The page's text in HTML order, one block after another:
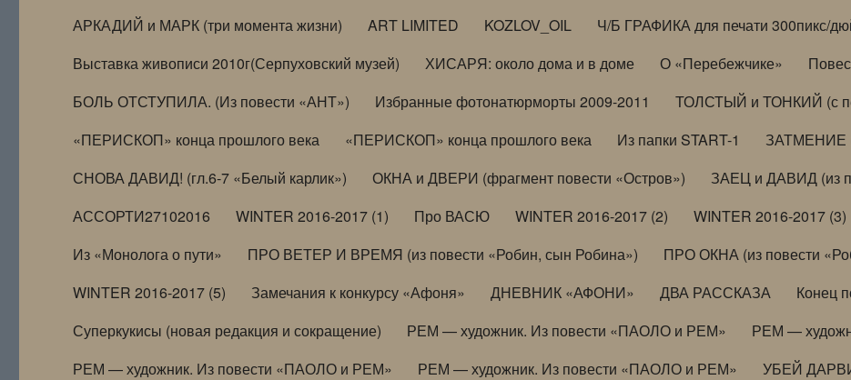
АРКАДИЙ и МАРК (три момента жизни)
ART LIMITED KOZLOV_OIL Ч/Б ГРАФИКА для печати 300пикс/
Выставка живописи 2010г(Серпуховский музей)
ХИСАРЯ: около дома и в доме О «Перебежчике»
БОЛЬ ОТСТУПИЛА. (Из повести «АНТ»)
Избранные фотонатюрморты 2009-2011
ТОЛСТЫЙ и ТОНКИЙ (с
«ПЕРИСКОП» конца прошлого века
«ПЕРИСКОП» конца прошлого века Из папки START-1
ЗАТМЕНИЕ
СНОВА ДАВИД! (гл.6-7 «Белый карлик»)
ОКНА и ДВЕРИ (фрагмент повести «Остров»)
ЗАЕЦ и ДАВИД (из
АССОРТИ27102016
WINTER 2016-2017 (1) Про ВАСЮ WINTER 2016-2017 (2) WINTER 2016-2017 (3)
Из «Монолога о пути»
ПРО ВЕТЕР И ВРЕМЯ (из повести «Робин, сын Робина»)
ПРО ОКНА (из повести
WINTER 2016-2017 (5)
Замечания к конкурсу «Афоня» ДНЕВНИК «АФОНИ» ДВА РАССКАЗА Конец
Суперкукисы (новая редакция и сокращение)
РЕМ — художник. Из повести «ПАОЛО и РЕМ»
РЕМ —
РЕМ — художник. Из повести «ПАОЛО и РЕМ»
РЕМ — художник. Из повести «ПАОЛО и РЕМ» УБЕЙ